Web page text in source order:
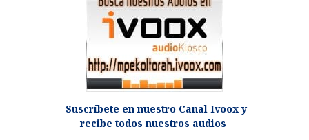
Suscríbete en nuestro Canal Ivoox y
recibe todos nuestros audios